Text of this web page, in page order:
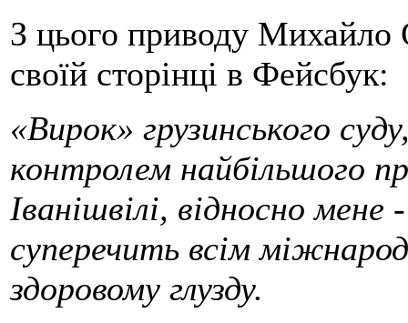
З цього приводу Михайло
своїй сторінці в Фейсбук:
«Вирок» грузинського
контролем найбільшого
Іванішвілі, відносно
суперечить всім
здоровому глузду.